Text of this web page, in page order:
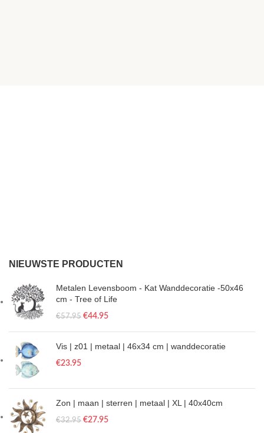
NIEUWSTE PRODUCTEN
Metalen Levensboom - Kat Wanddecoratie -50x46
cm - Tree of Life
€57.95 €44.95
Vis | z01 | metaal | 46x34 cm | wanddecoratie
€23.95
Zon | maan | sterren | metaal | XL | 40x40cm
€32.95 €27.95